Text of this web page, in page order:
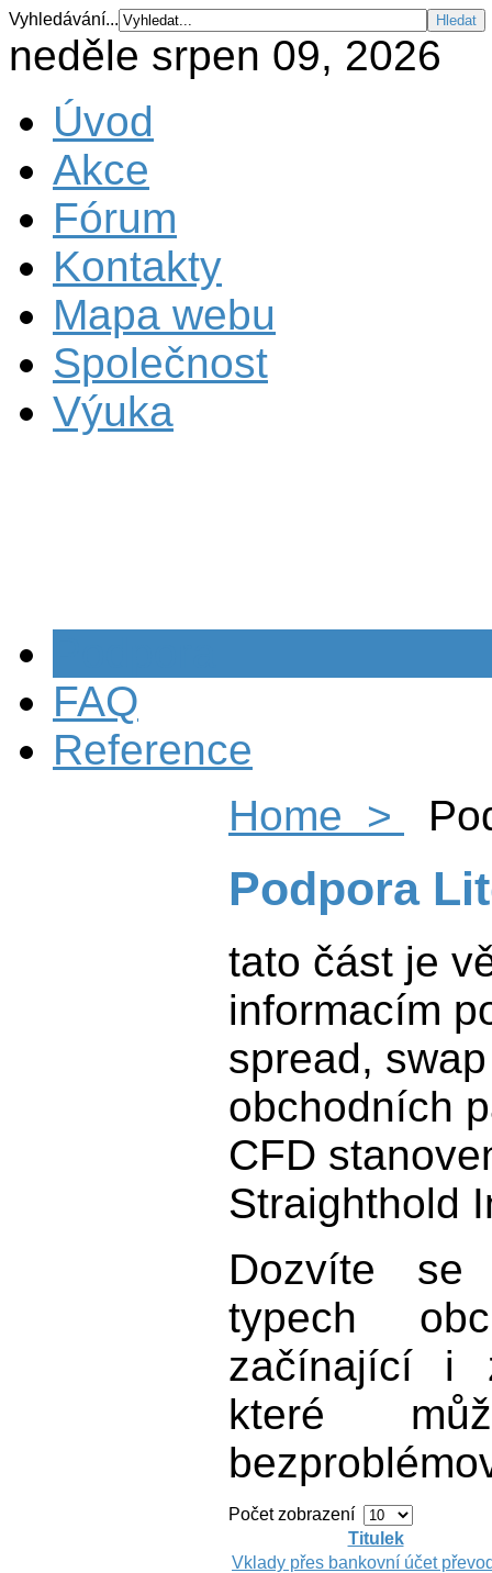
Vyhledávání...
neděle srpen 09, 2026
Úvod
Akce
Fórum
Kontakty
Mapa webu
Společnost
Výuka
FAQ
Reference
Home >
Podpora
tato část je
informacím
spread,
obchodních
CFD
Straighthold
Dozvíte
typech
začínající i
které
Počet zobrazení
Titulek
Vklady přes bankovní účet